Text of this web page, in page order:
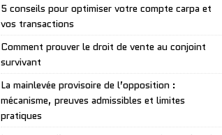
5 conseils pour optimiser votre compte carpa et
vos transactions
Comment prouver le droit de vente au conjoint
survivant
La mainlevée provisoire de l’opposition :
mécanisme, preuves admissibles et limites
pratiques